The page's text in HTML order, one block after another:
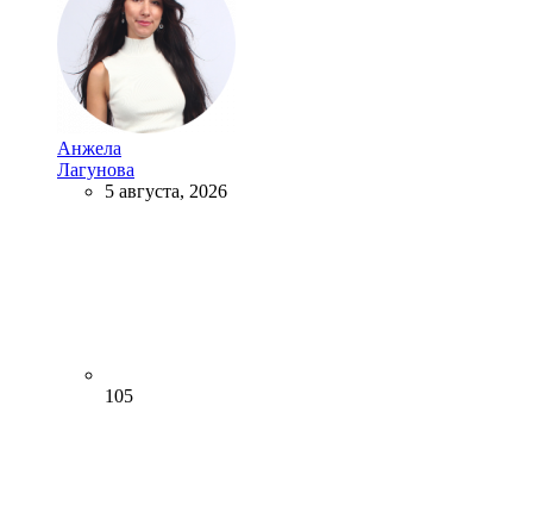
Анжела
Лагунова
5 августа, 2026
105